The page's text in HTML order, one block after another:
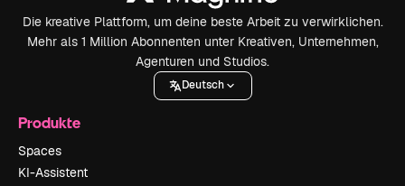
Die kreative Plattform, um deine beste Arbeit zu verwirklichen.
Mehr als 1 Million Abonnenten unter Kreativen, Unternehmen,
Agenturen und Studios.
Deutsch
Produkte
Spaces
KI-Assistent